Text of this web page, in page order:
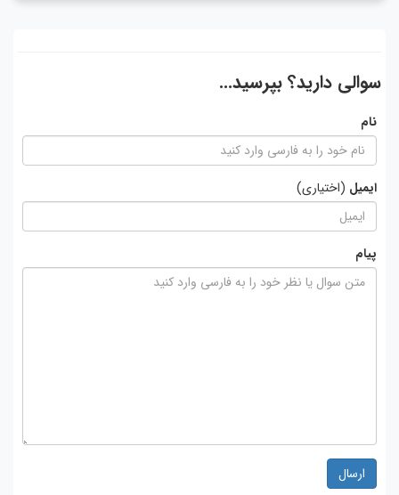
سوالی دارید؟ بپرسید...
نام
ایمیل (اختیاری)
پیام
ارسال